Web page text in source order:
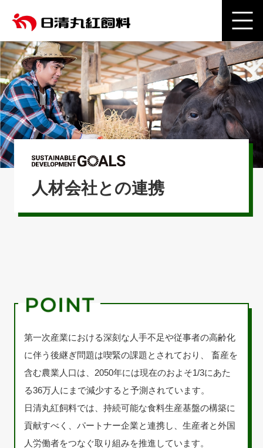
人材会社との連携
第一次産業における深刻な人手不足や従事者の高齢化
に伴う後継ぎ問題は喫緊の課題とされており、 畜産を
含む農業人口は、2050年には現在のおよそ1/3にあた
る36万人にまで減少すると予測されています。
日清丸紅飼料では、持続可能な食料生産基盤の構築に
貢献すべく、パートナー企業と連携し、生産者と外国
人労働者をつなぐ取り組みを推進しています。